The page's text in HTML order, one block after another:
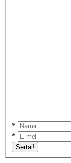
*
*
Sertai!